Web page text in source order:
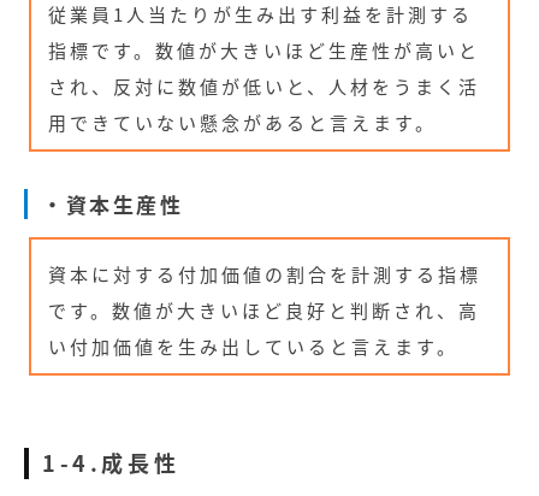
従業員1人当たりが生み出す利益を計測する
指標です。数値が大きいほど生産性が高いと
され、反対に数値が低いと、人材をうまく活
用できていない懸念があると言えます。
・資本生産性
資本に対する付加価値の割合を計測する指標
です。数値が大きいほど良好と判断され、高
い付加価値を生み出していると言えます。
1-4.成長性